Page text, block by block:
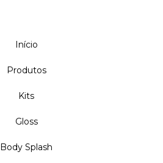
Início
Produtos
Kits
Gloss
Body Splash